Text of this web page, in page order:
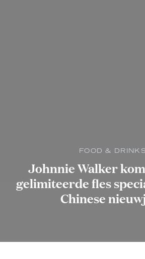
FOOD &
Johnnie Walker
gelimiteerde fles
Chinese